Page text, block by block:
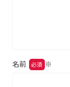
名前 ※